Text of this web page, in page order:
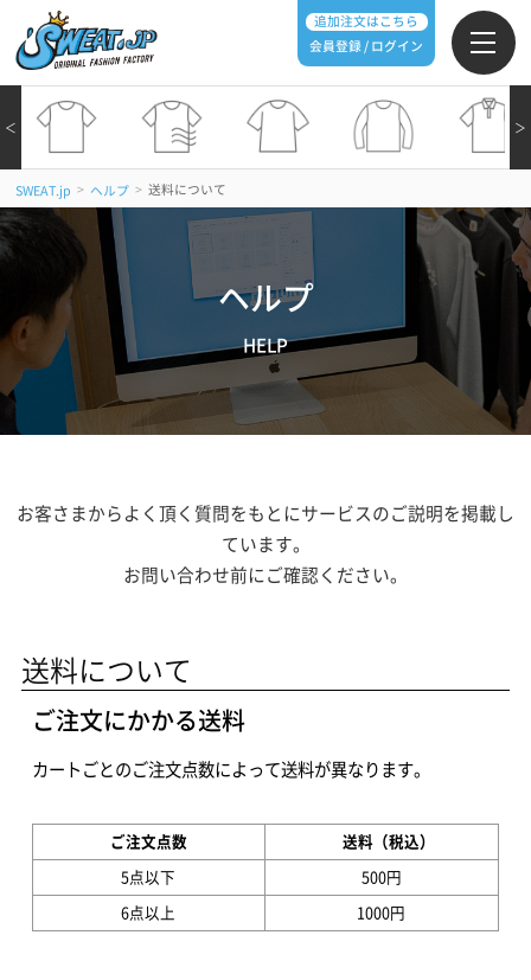
追加注文はこちら
会員登録 / ログイン
＞
＜
SWEAT.jp > ヘルプ > 送料について
ヘルプ
HELP
お客さまからよく頂く質問をもとにサービスのご説明を掲載し
ています。
お問い合わせ前にご確認ください。
送料について
ご注文にかかる送料
カートごとのご注文点数によって送料が異なります。
ご注文点数 送料（税込）
5点以下 500円
6点以上 1000円